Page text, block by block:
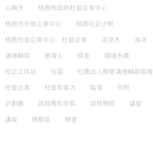
心輔犬 桃園市政府社會企業中心
桃園市社會企業中心 桃園社企小聚
桃園社會企業中心，社會企業 流浪犬 海洋
溝通輔具 漸凍人 獎金 環境永續
社企工作坊 社區 社團法人麒望溝通輔具協會
社會企業 社會影響力 腦傷 衣物
計劃書 諾貝爾和平獎 諾貝爾獎 講堂
講座 過動症 麒望